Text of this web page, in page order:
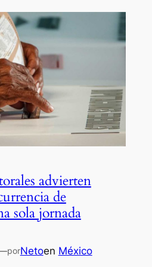
advierten
de
sola jornada
porNetoen México